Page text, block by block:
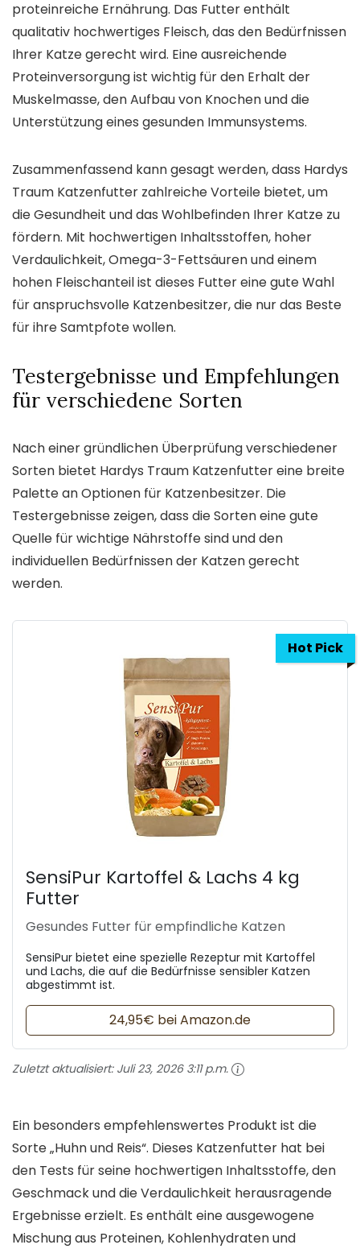
proteinreiche Ernährung. Das Futter enthält
qualitativ hochwertiges Fleisch, das den Bedürfnissen
Ihrer Katze gerecht wird. Eine ausreichende
Proteinversorgung ist wichtig für den Erhalt der
Muskelmasse, den Aufbau von Knochen und die
Unterstützung eines gesunden Immunsystems.
Zusammenfassend kann gesagt werden, dass Hardys
Traum Katzenfutter zahlreiche Vorteile bietet, um
die Gesundheit und das Wohlbefinden Ihrer Katze zu
fördern. Mit hochwertigen Inhaltsstoffen, hoher
Verdaulichkeit, Omega-3-Fettsäuren und einem
hohen Fleischanteil ist dieses Futter eine gute Wahl
für anspruchsvolle Katzenbesitzer, die nur das Beste
für ihre Samtpfote wollen.
Testergebnisse und Empfehlungen
für verschiedene Sorten
Nach einer gründlichen Überprüfung verschiedener
Sorten bietet Hardys Traum Katzenfutter eine breite
Palette an Optionen für Katzenbesitzer. Die
Testergebnisse zeigen, dass die Sorten eine gute
Quelle für wichtige Nährstoffe sind und den
individuellen Bedürfnissen der Katzen gerecht
werden.
Hot Pick
SensiPur Kartoffel & Lachs 4 kg
Futter
Gesundes Futter für empfindliche Katzen
SensiPur bietet eine spezielle Rezeptur mit Kartoffel
und Lachs, die auf die Bedürfnisse sensibler Katzen
abgestimmt ist.
24,95€ bei Amazon.de
Zuletzt aktualisiert: Juli 23, 2026 3:11 p.m.
Ein besonders empfehlenswertes Produkt ist die
Sorte „Huhn und Reis“. Dieses Katzenfutter hat bei
den Tests für seine hochwertigen Inhaltsstoffe, den
Geschmack und die Verdaulichkeit herausragende
Ergebnisse erzielt. Es enthält eine ausgewogene
Mischung aus Proteinen, Kohlenhydraten und